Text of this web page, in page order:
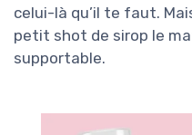
celui-là qu’il te faut.
petit shot de sirop le
supportable.